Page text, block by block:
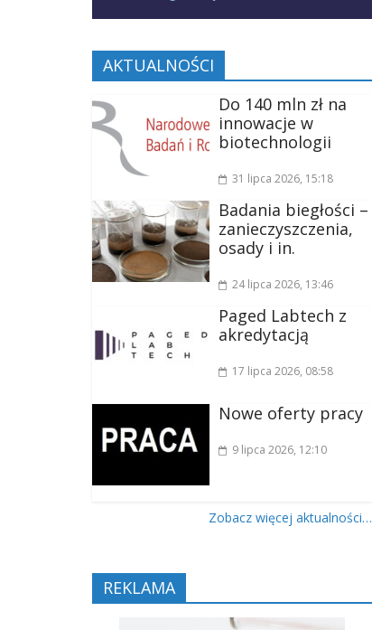
AKTUALNOŚCI
Do 140 mln zł na
innowacje w
biotechnologii
31 lipca 2026, 15:18
Badania biegłości –
zanieczyszczenia,
osady i in.
24 lipca 2026, 13:46
Paged Labtech z
akredytacją
17 lipca 2026, 08:58
Nowe oferty pracy
9 lipca 2026, 12:10
Zobacz więcej aktualności…
REKLAMA